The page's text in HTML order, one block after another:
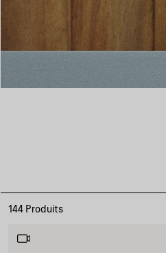
144 Produits